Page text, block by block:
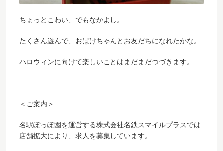
ちょっとこわい、でもなかよし。
たくさん遊んで、おばけちゃんとお友だちになれたかな。
ハロウィンに向けて楽しいことはまだまだつづきます。
＜ご案内＞
名駅ぽっぽ園を運営する株式会社名鉄スマイルプラスでは
店舗拡大により、求人を募集しています。